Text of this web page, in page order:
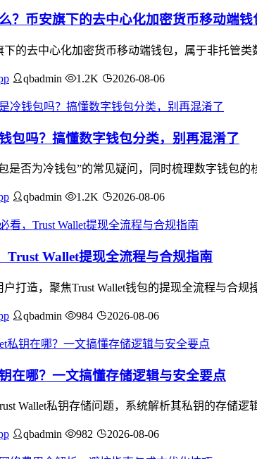
？币安旗下的去中心化加密货币移动端钱
下的去中心化加密货币移动端钱包，属于非托管
qbadmin 1.2K 2026-08-06
包吗？搞懂数字钱包分类，别再混淆了
是否为冷钱包”的常见疑问，同时梳理数字钱包
qbadmin 1.2K 2026-08-06
Trust Wallet提现全流程与合规指南
打造，聚焦Trust Wallet钱包的提现全流程与合
qbadmin 984 2026-08-06
在哪？一文搞懂存储逻辑与安全要点
Wallet私钥存储问题，系统解析其私钥的存储
qbadmin 982 2026-08-06